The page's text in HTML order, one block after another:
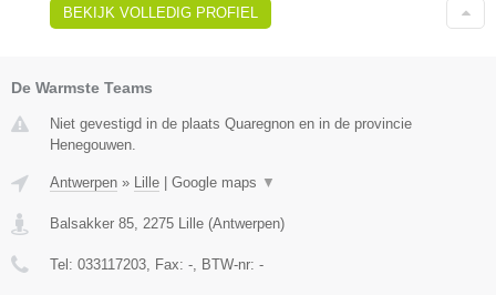
BEKIJK VOLLEDIG PROFIEL
De Warmste Teams
Niet gevestigd in de plaats Quaregnon en in de provincie
Henegouwen.
Antwerpen » Lille | Google maps ▼
Balsakker 85 2275 Lille (Antwerpen)
Tel: 033117203 , Fax: - , BTW-nr: -